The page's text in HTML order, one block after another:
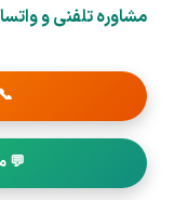
مشاوره تلفنی و واتساپ همه
📞
💬